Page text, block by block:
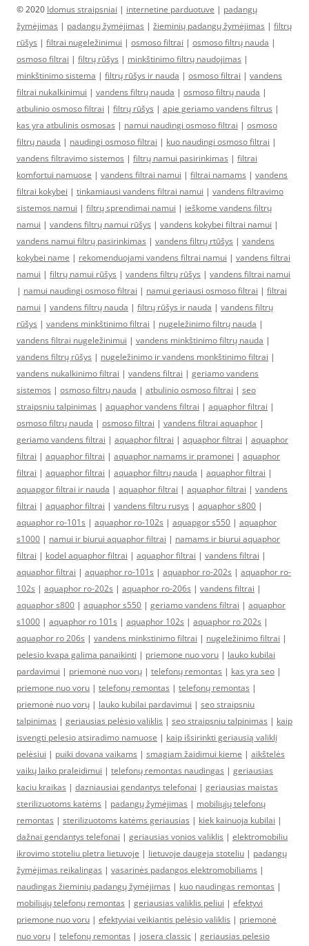
© 2020 Idomus straipsniai | internetine parduotuve | padangų
žymėjimas | padangų žymėjimas | žieminių padangų žymėjimas | filtrų
rūšys | filtrai nugeležinimui | osmoso filtrai | osmoso filtrų nauda |
osmoso filtrai | filtrų rūšys | minkštinimo filtrų naudojimas |
minkštinimo sistema | filtrų rūšys ir nauda | osmoso filtrai | vandens
filtrai nukalkinimui | vandens filtrų nauda | osmoso filtrų nauda |
atbulinio osmoso filtrai | filtrų rūšys | apie geriamo vandens filtrus |
kas yra atbulinis osmosas | namui naudingi osmoso filtrai | osmoso
filtrų nauda | naudingi osmoso filtrai | kuo naudingi osmoso filtrai |
vandens filtravimo sistemos | filtrų namui pasirinkimas | filtrai
komfortui namuose | vandens filtrai namui | filtrai namams | vandens
filtrai kokybei | tinkamiausi vandens filtrai namui | vandens filtravimo
sistemos namui | filtrų sprendimai namui | ieškome vandens filtrų
namui | vandens filtrų namui rūšys | vandens kokybei filtrai namui |
vandens namui filtrų pasirinkimas | vandens filtrų rtūšys | vandens
kokybei name | rekomenduojami vandens filtrai namui | vandens filtrai
namui | filtrų namui rūšys | vandens filtrų rūšys | vandens filtrai namui
| namui naudingi osmoso filtrai | namui geriausi osmoso filtrai | filtrai
namui | vandens filtrų nauda | filtrų rūšys ir nauda | vandens filtrų
rūšys | vandens minkštinimo filtrai | nugeležinimo filtrų nauda |
vandens filtrai nugeležinimui | vandens minkštinimo filtrų nauda |
vandens filtrų rūšys | nugeležinimo ir vandens monkštinimo filtrai |
vandens nukalkinimo filtrai | vandens filtrai | geriamo vandens
sistemos | osmoso filtrų nauda | atbulinio osmoso filtrai | seo
straipsniu talpinimas | aquaphor vandens filtrai | aquaphor filtrai |
osmoso filtrų nauda | osmoso filtrai | vandens filtrai aquaphor |
geriamo vandens filtrai | aquaphor filtrai | aquaphor filtrai | aquaphor
filtrai | aquaphor filtrai | aquaphor namams ir pramonei | aquaphor
filtrai | aquaphor filtrai | aquaphor filtrų nauda | aquaphor filtrai |
aquapgor filtrai ir nauda | aquaphor filtrai | aquaphor filtrai | vandens
filtrai | aquaphor filtrai | vandens filtru rusys | aquaphor s800 |
aquaphor ro-101s | aquaphor ro-102s | aquapgor s550 | aquaphor
s1000 | namui ir biurui aquaphor filtrai | namams ir biurui aquaphor
filtrai | kodel aquaphor filtrai | aquaphor filtrai | vandens filtrai |
aquaphor filtrai | aquaphor ro-101s | aquaphor ro-202s | aquaphor ro-
102s | aquaphor ro-202s | aquaphor ro-206s | vandens filtrai |
aquaphor s800 | aquaphor s550 | geriamo vandens filtrai | aquaphor
s1000 | aquaphor ro 101s | aquaphor 102s | aquaphor ro 202s |
aquaphor ro 206s | vandens minkstinimo filtrai | nugeležinimo filtrai |
pelesio kvapa galima panaikinti | priemone nuo voru | lauko kubilai
pardavimui | priemonė nuo vorų | telefonų remontas | kas yra seo |
priemone nuo voru | telefonų remontas | telefonų remontas |
priemonė nuo vorų | lauko kubilai pardavimui | seo straipsniu
talpinimas | geriausias pelėsio valiklis | seo straipsniu talpinimas | kaip
isvengti pelesio atsiradimo namuose | kaip išsirinkti geriausią valiklį
pelėsiui | puiki dovana vaikams | smagiam žaidimui kieme | aikštelės
vaikų laiko praleidimui | telefonų remontas naudingas | geriausias
kaciu kraikas | dazniausiai gendantys telefonai | geriausias maistas
sterilizuotoms katėms | padangų žymėjimas | mobiliųjų telefonų
remontas | sterilizuotoms katėms geriausias | kiek kainuoja kubilai |
dažnai gendantys telefonai | geriausias vonios valiklis | elektromobiliu
ikrovimo stoteliu pletra lietuvoje | lietuvoje daugeja stoteliu | padangų
žymėjimas reikalingas | vasarinės padangos elektromobiliams |
naudingas žieminių padangų žymėjimas | kuo naudingas remontas |
mobiliųjų telefonų remontas | geriausias valiklis peliui | efektyvi
priemone nuo voru | efektyviai veikiantis pelėsio valiklis | priemonė
nuo vorų | telefonų remontas | josera classic | geriausias pelesio